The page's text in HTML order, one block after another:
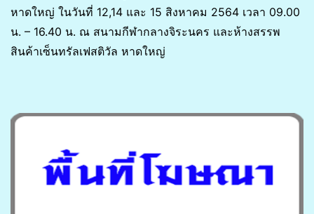
หาดใหญ่ ในวันที่ 12,14 และ 15 สิงหาคม 2564 เวลา 09.00
น. – 16.40 น. ณ สนามกีฬากลางจิระนคร และห้างสรรพ
สินค้าเซ็นทรัลเฟสติวัล หาดใหญ่